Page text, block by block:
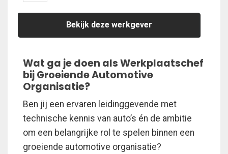
Bekijk deze werkgever
Wat ga je doen als Werkplaatschef
bij Groeiende Automotive
Organisatie?
Ben jij een ervaren leidinggevende met
technische kennis van auto’s én de ambitie
om een belangrijke rol te spelen binnen een
groeiende automotive organisatie?